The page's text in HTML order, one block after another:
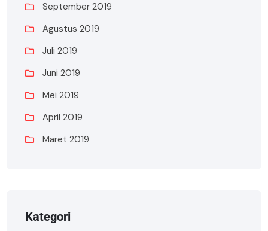
September 2019
Agustus 2019
Juli 2019
Juni 2019
Mei 2019
April 2019
Maret 2019
Kategori